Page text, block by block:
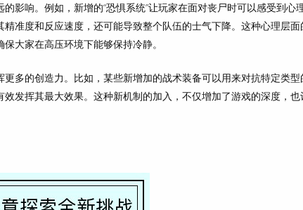
影响。例如，新增的“恐惧系统”让玩家在面对丧尸时可以感受到心
准度和反应速度，还可能导致整个队伍的士气下降。这种心理层面
大家在高压环境下能够保持冷静。
多的创造力。比如，某些新增加的战术装备可以用来对抗特定类
发挥其最大效果。这种新机制的加入，不仅增加了游戏的深度，